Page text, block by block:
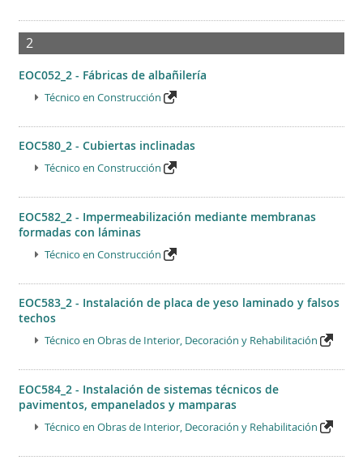
2
EOC052_2 - Fábricas de albañilería
Técnico en Construcción
EOC580_2 - Cubiertas inclinadas
Técnico en Construcción
EOC582_2 - Impermeabilización mediante membranas
formadas con láminas
Técnico en Construcción
EOC583_2 - Instalación de placa de yeso laminado y falsos
techos
Técnico en Obras de Interior, Decoración y Rehabilitación
EOC584_2 - Instalación de sistemas técnicos de
pavimentos, empanelados y mamparas
Técnico en Obras de Interior, Decoración y Rehabilitación